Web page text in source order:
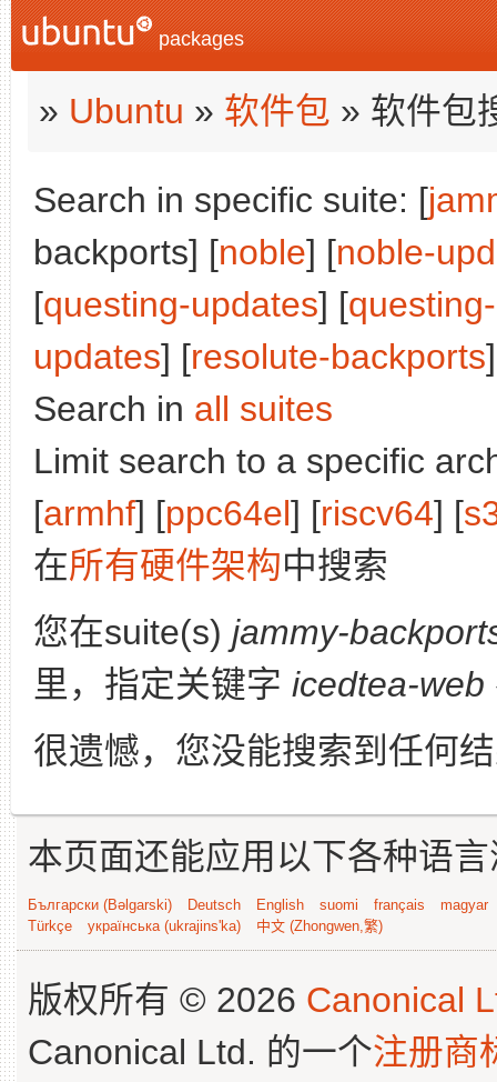
packages
» Ubuntu » 软件包 » 软件包
Search in specific suite: [
backports] [noble] [noble-
[questing-updates] [
updates] [resolute-backports
Search in all suites
Limit search to a specific
[armhf] [ppc64el] [riscv64] [
在所有硬件架构中搜索
您在suite(s) jammy-
里，指定关键字 icedtea-web
很遗憾，您没能搜索到任何
本页面还能应用以下各种语
Български (Bəlgarski) Deutsch English suomi français
magyar
Türkçe
українська (ukrajins'ka) 中文 (Zhongwen,繁)
版权所有 © 2026 Canonical
Canonical Ltd. 的一个注册商